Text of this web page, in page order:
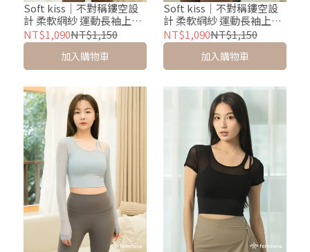
Soft kiss｜不對稱鏤空設
計 柔軟網紗 運動長袖上衣
(含胸墊BRA TEE) - 質感黑
NT$1,090NT$1,150
加入購物車
Soft kiss｜不對稱鏤空設
計 柔軟網紗 運動長袖上衣
(含胸墊BRA TEE) - 柔光白
NT$1,090NT$1,150
加入購物車